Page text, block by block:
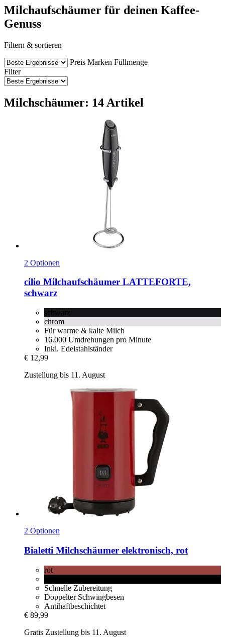
Milchaufschäumer für deinen Kaffee-
Genuss
Filtern & sortieren
Preis Marken Füllmenge
Filter
Milchschäumer: 14 Artikel
2 Optionen
cilio Milchaufschäumer LATTEFORTE,
schwarz
schwarz
chrom
Für warme & kalte Milch
16.000 Umdrehungen pro Minute
Inkl. Edelstahlständer
€ 12,99
Zustellung bis 11. August
2 Optionen
Bialetti Milchschäumer elektronisch, rot
rot
Schnelle Zubereitung
Doppelter Schwingbesen
Antihaftbeschichtet
€ 89,99
Gratis Zustellung bis 11. August